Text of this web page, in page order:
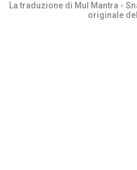
La traduzione di Mul Mantra -
originale